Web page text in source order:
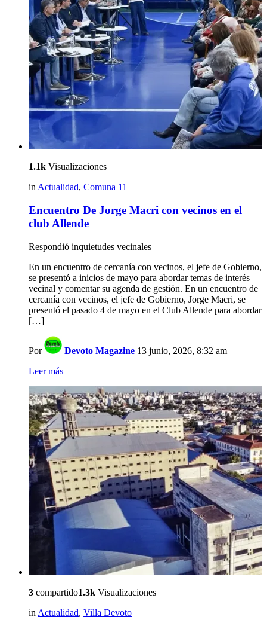
1.1k Visualizaciones
in Actualidad, Comuna 11
Encuentro De Jorge Macri con vecinos en el
club Allende
Respondió inquietudes vecinales
En un encuentro de cercanía con vecinos, el jefe de Gobierno,
se presentó a inicios de mayo para abordar temas de interés
vecinal y comentar su agenda de gestión. En un encuentro de
cercanía con vecinos, el jefe de Gobierno, Jorge Macri, se
presentó el pasado 4 de mayo en el Club Allende para abordar
[…]
Por Devoto Magazine 13 junio, 2026, 8:32 am
Leer más
3 compartido1.3k Visualizaciones
in Actualidad, Villa Devoto